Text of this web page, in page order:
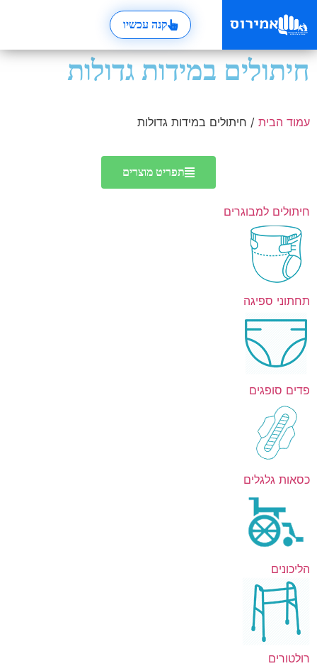
קנה עכשיו
חיתולים במידות גדולות
עמוד הבית / חיתולים במידות גדולות
תפריט מוצרים
חיתולים למבוגרים
תחתוני ספיגה
פדים סופגים
כסאות גלגלים
הליכונים
רולטורים